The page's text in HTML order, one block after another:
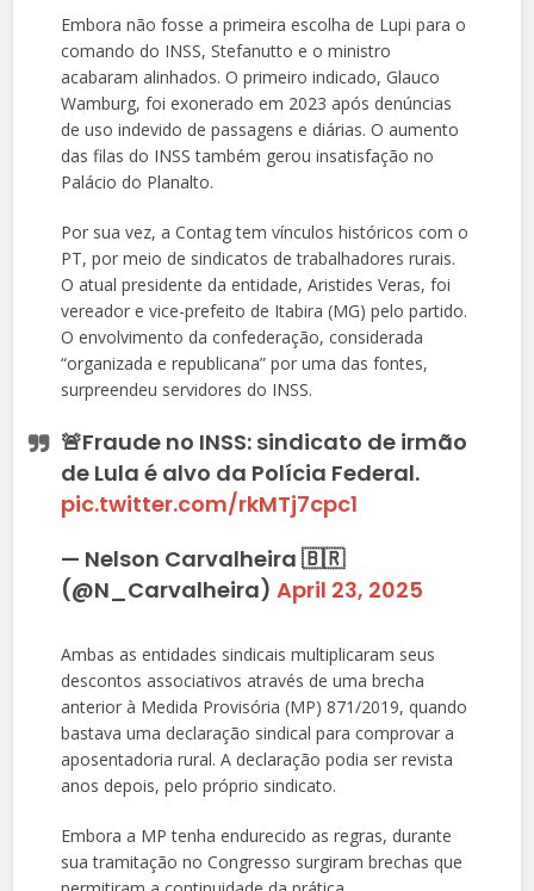
Embora não fosse a primeira escolha de Lupi para o
comando do INSS, Stefanutto e o ministro
acabaram alinhados. O primeiro indicado, Glauco
Wamburg, foi exonerado em 2023 após denúncias
de uso indevido de passagens e diárias. O aumento
das filas do INSS também gerou insatisfação no
Palácio do Planalto.
Por sua vez, a Contag tem vínculos históricos com o
PT, por meio de sindicatos de trabalhadores rurais.
O atual presidente da entidade, Aristides Veras, foi
vereador e vice-prefeito de Itabira (MG) pelo partido.
O envolvimento da confederação, considerada
“organizada e republicana” por uma das fontes,
surpreendeu servidores do INSS.
🚨Fraude no INSS: sindicato de irmão
de Lula é alvo da Polícia Federal.
pic.twitter.com/rkMTj7cpc1
— Nelson Carvalheira 🇧🇷
(@N_Carvalheira)April 23, 2025
Ambas as entidades sindicais multiplicaram seus
descontos associativos através de uma brecha
anterior à Medida Provisória (MP) 871/2019, quando
bastava uma declaração sindical para comprovar a
aposentadoria rural. A declaração podia ser revista
anos depois, pelo próprio sindicato.
Embora a MP tenha endurecido as regras, durante
sua tramitação no Congresso surgiram brechas que